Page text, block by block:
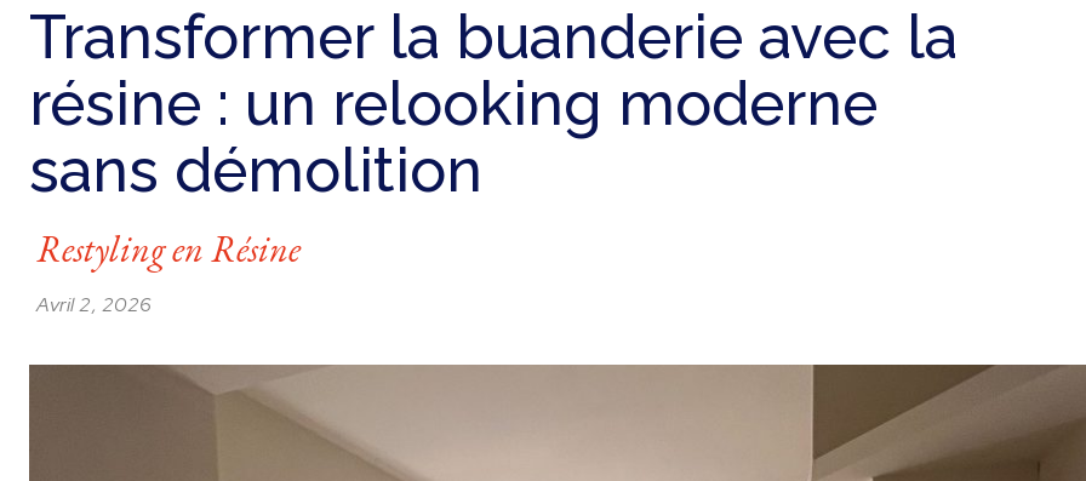
Transformer la buanderie avec la
résine : un relooking moderne
sans démolition
Restyling en Résine
Avril 2, 2026